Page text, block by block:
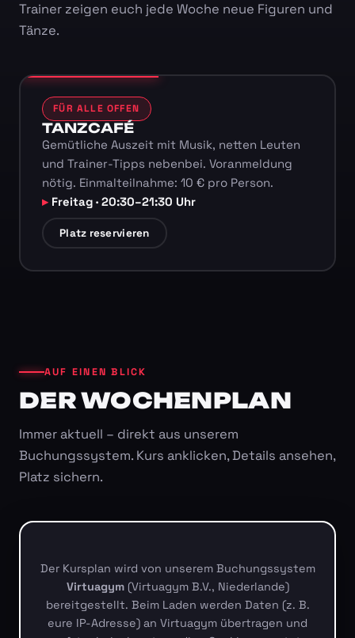
Trainer zeigen euch jede Woche neue Figuren und
Tänze.
FÜR ALLE OFFEN
TANZCAFÉ
Gemütliche Auszeit mit Musik, netten Leuten
und Trainer-Tipps nebenbei. Voranmeldung
nötig. Einmalteilnahme: 10 € pro Person.
Freitag · 20:30–21:30 Uhr
Platz reservieren
AUF EINEN BLICK
DER WOCHENPLAN
Immer aktuell – direkt aus unserem
Buchungssystem. Kurs anklicken, Details ansehen,
Platz sichern.
Der Kursplan wird von unserem Buchungssystem
Virtuagym(Virtuagym B.V., Niederlande)
bereitgestellt. Beim Laden werden Daten (z. B.
eure IP-Adresse) an Virtuagym übertragen und